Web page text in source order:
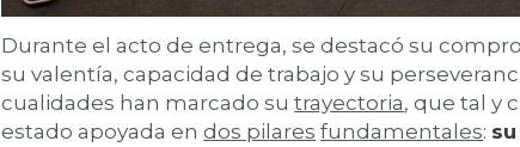
Durante el acto de entrega, se destacó su
su valentía, capacidad de trabajo y su
cualidades han marcado sutrayectoria, que tal y
estado apoyada endos pilares fundamentales: